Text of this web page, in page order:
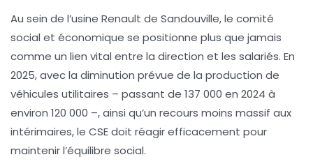
Au sein de l’usine Renault de Sandouville, le comité
social et économique se positionne plus que jamais
comme un lien vital entre la direction et les salariés. En
2025, avec la diminution prévue de la production de
véhicules utilitaires – passant de 137 000 en 2024 à
environ 120 000 –, ainsi qu’un recours moins massif aux
intérimaires, le CSE doit réagir efficacement pour
maintenir l’équilibre social.